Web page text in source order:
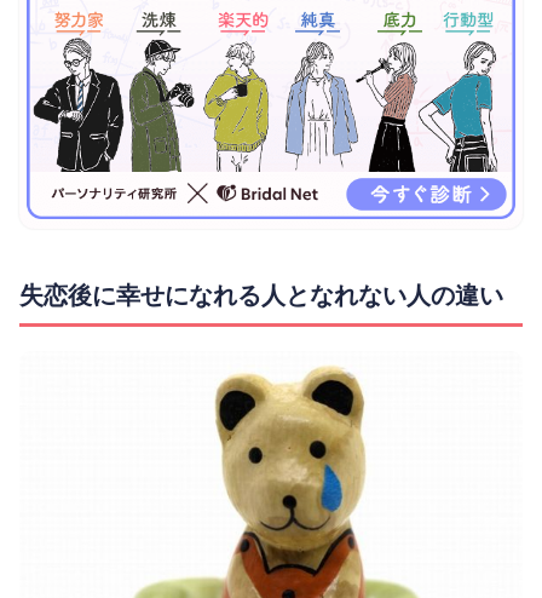
失恋後に幸せになれる人となれない人の違い